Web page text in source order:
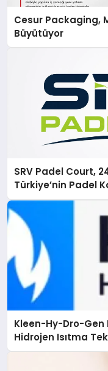
Cesur Packaging,
Büyütüyor
SRV Padel Court,
Türkiye’nin Padel
Kleen-Hy-Dro-Gen
Hidrojen Isıtma
Düzenleyici